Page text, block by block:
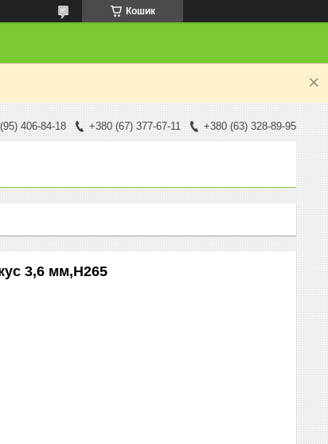
Кошик
406-84-18 +380 (67) 377-67-11 +380 (63) 328-89-95
3,6 мм,H265